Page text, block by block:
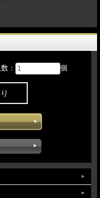
トアイテムとなります。通
ージを記録しています。バ
ットボーイでしか奏でるこ
酔いしれ当日披露された楽
らしいステージとなってい
： 個